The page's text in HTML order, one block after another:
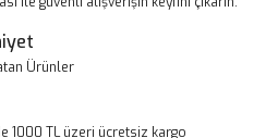
bulunuyor.
alternatifler olmalı.
Ürünler
1000 TL üzeri ücretsiz kargo